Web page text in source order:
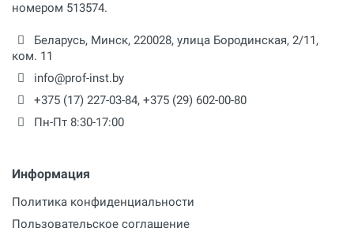
номером 513574.
Беларусь, Минск, 220028, улица Бородинская, 2/11,
ком. 11
info@prof-inst.by
+375 (17) 227-03-84, +375 (29) 602-00-80
Пн-Пт 8:30-17:00
Информация
Политика конфиденциальности
Пользовательское соглашение